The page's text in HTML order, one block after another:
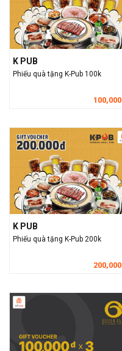
K PUB
Phiếu quà tặng K-Pub 100k
100,000
K PUB
Phiếu quà tặng K-Pub 200k
200,000